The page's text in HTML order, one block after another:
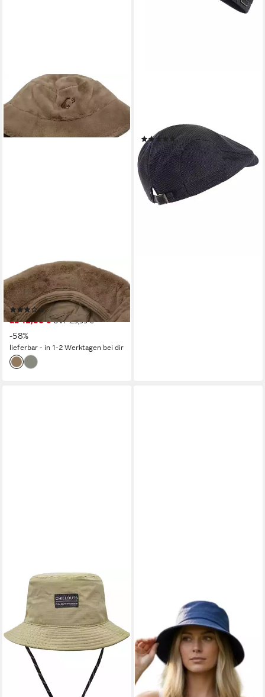
CHILLOUTS
Fischerhut Laika Hat mit
weichem Material
(2)
ab 12,56 € UVP29,99 €
-58%
lieferbar - in 1-2 Werktagen bei dir
Riegel - NEW
(2)
22,99 € UVP27,99 €
-18%
lieferbar - in 1-2 Werktagen bei dir